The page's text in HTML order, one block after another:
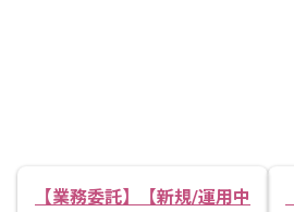
【業務委託】【新規/運用中